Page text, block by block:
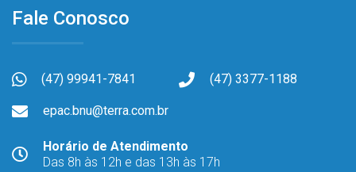
Fale Conosco
(47) 99941-7841 (47) 3377-1188
epac.bnu@terra.com.br
Horário de Atendimento
Das 8h às 12h e das 13h às 17h